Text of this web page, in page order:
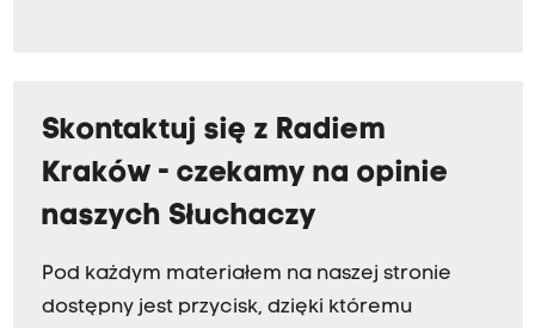
Skontaktuj się z Radiem
Kraków - czekamy na opinie
naszych Słuchaczy
Pod każdym materiałem na naszej stronie
dostępny jest przycisk, dzięki któremu